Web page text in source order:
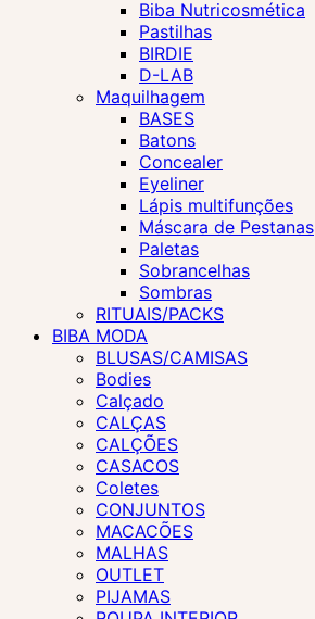
Biba Nutricosmética
Pastilhas
BIRDIE
D-LAB
Maquilhagem
BASES
Batons
Concealer
Eyeliner
Lápis multifunções
Máscara de Pestanas
Paletas
Sobrancelhas
Sombras
RITUAIS/PACKS
BIBA MODA
BLUSAS/CAMISAS
Bodies
Calçado
CALÇAS
CALÇÕES
CASACOS
Coletes
CONJUNTOS
MACACÕES
MALHAS
OUTLET
PIJAMAS